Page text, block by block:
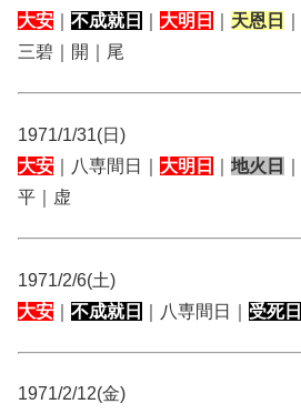
大安
不成就日 大明日 天恩日
三碧｜開｜尾
1971/1/31(日)
大安 ｜八専間日｜ 大明日 地火日
平｜虚
1971/2/6(土)
大安
不成就日 ｜八専間日｜ 受死日
1971/2/12(金)